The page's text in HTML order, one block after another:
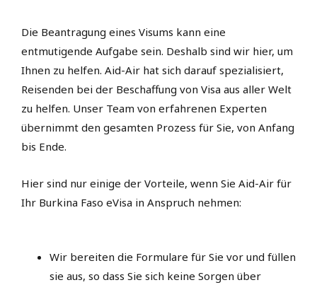
Die Beantragung eines Visums kann eine
entmutigende Aufgabe sein. Deshalb sind wir hier, um
Ihnen zu helfen. Aid-Air hat sich darauf spezialisiert,
Reisenden bei der Beschaffung von Visa aus aller Welt
zu helfen. Unser Team von erfahrenen Experten
übernimmt den gesamten Prozess für Sie, von Anfang
bis Ende.
Hier sind nur einige der Vorteile, wenn Sie Aid-Air für
Ihr Burkina Faso eVisa in Anspruch nehmen:
Wir bereiten die Formulare für Sie vor und füllen
sie aus, so dass Sie sich keine Sorgen über